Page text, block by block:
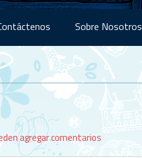
Sobre Nosotros
agregar comentarios